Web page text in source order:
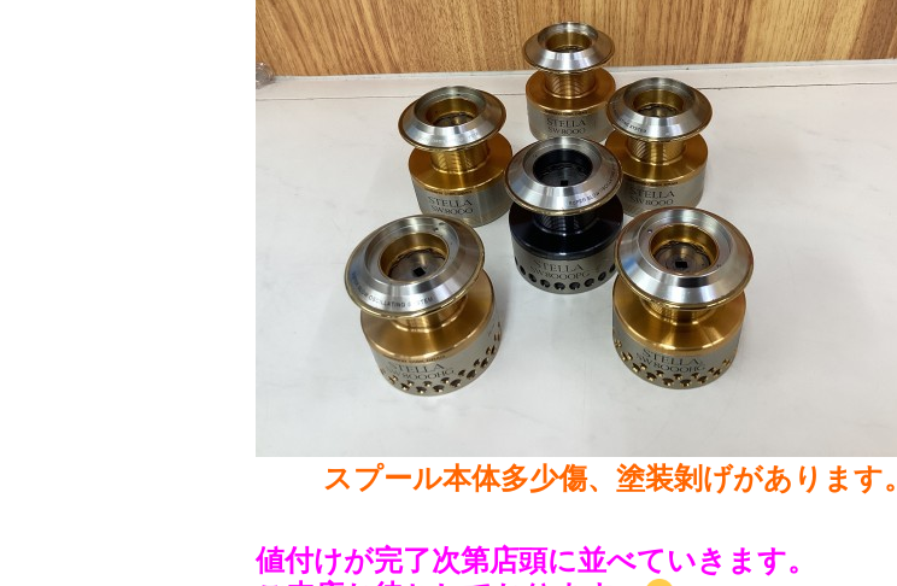
スプール本体多少傷、塗装剝げがあります。
値付けが完了次第店頭に並べていきます。